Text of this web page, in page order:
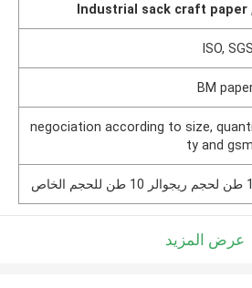
,
Industrial sack craft paper
ISO, SGS
BM
negociation according to size, quanti
ty and gsm
1 طن لحجم ريجوالر 10 طن للحجم الخاص
عرض المزيد